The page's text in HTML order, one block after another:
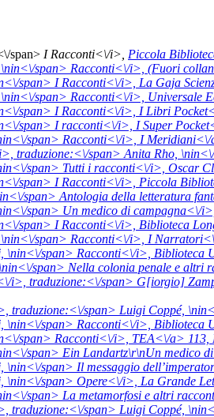
span> I Racconti<\/i>, Piccola
in<\/span> Racconti<\/i>, (Fuori
span> I Racconti<\/i>, La Gaja
in<\/span> Racconti<\/i>, Universale
span> I Racconti<\/i>, I Libri
span> I racconti<\/i>, I Super
in<\/span> Racconti<\/i>, I Meridiani<\/
traduzione:<\/span> Anita Rho, \n
in<\/span> Tutti i racconti<\/i>, Oscar
span> I Racconti<\/i>, Piccola
in<\/span> Antologia della letteratura
in<\/span> Un medico di campagna<\/i>,
span> I Racconti<\/i>, Biblioteca
in<\/span> Racconti<\/i>, I
\nin<\/span> Racconti<\/i>, Biblioteca
in<\/span> Nella colonia penale e altri
i>, traduzione:<\/span> G[iorgio]
traduzione:<\/span> Luigi Coppé, \n
\nin<\/span> Racconti<\/i>, Biblioteca
span> Racconti<\/i>, TEA<\/a> 113,
in<\/span> Ein Landartz\r\nUn medico
\nin<\/span> Il messaggio
\nin<\/span> Opere<\/i>, La Grande
in<\/span> La metamorfosi e altri
traduzione:<\/span> Luigi Coppé, \n